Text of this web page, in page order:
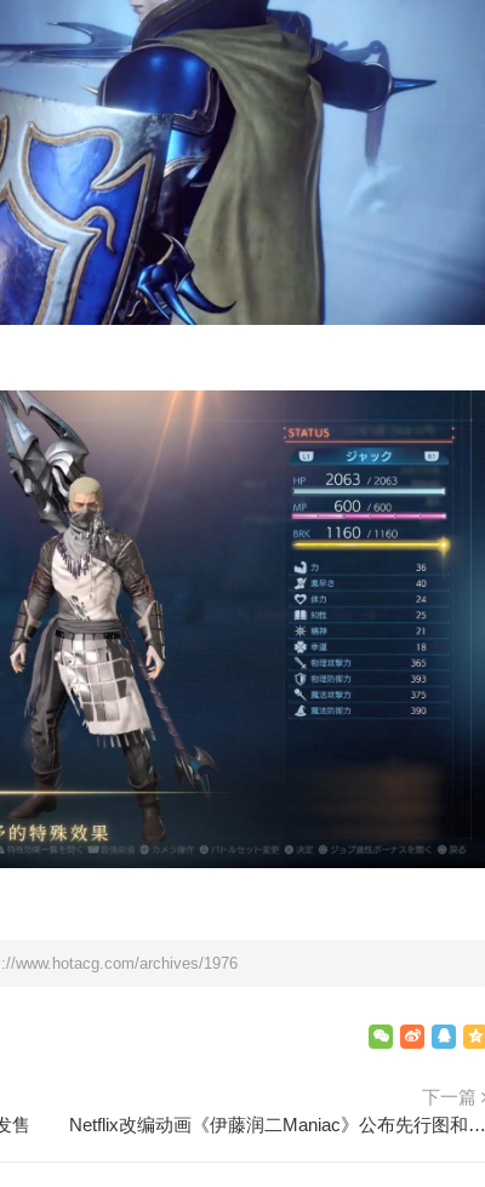
www.hotacg.com/archives/1976
售
下一篇
Netflix改编动画《伊藤润二Maniac》公布先行图和声优 2023年上线